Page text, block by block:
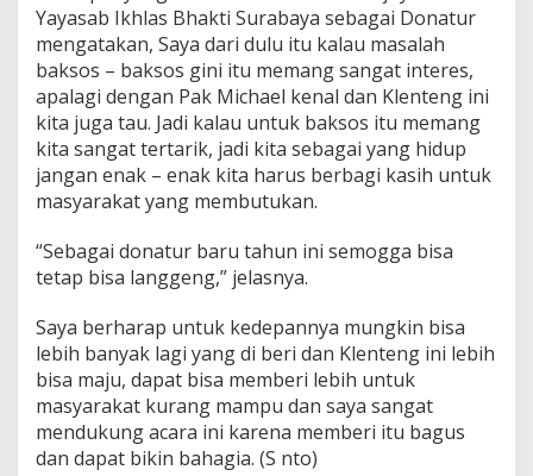
Yayasab Ikhlas Bhakti Surabaya sebagai Donatur
mengatakan, Saya dari dulu itu kalau masalah
baksos – baksos gini itu memang sangat interes,
apalagi dengan Pak Michael kenal dan Klenteng ini
kita juga tau. Jadi kalau untuk baksos itu memang
kita sangat tertarik, jadi kita sebagai yang hidup
jangan enak – enak kita harus berbagi kasih untuk
masyarakat yang membutukan.
“Sebagai donatur baru tahun ini semogga bisa
tetap bisa langgeng,” jelasnya.
Saya berharap untuk kedepannya mungkin bisa
lebih banyak lagi yang di beri dan Klenteng ini lebih
bisa maju, dapat bisa memberi lebih untuk
masyarakat kurang mampu dan saya sangat
mendukung acara ini karena memberi itu bagus
dan dapat bikin bahagia. (S nto)